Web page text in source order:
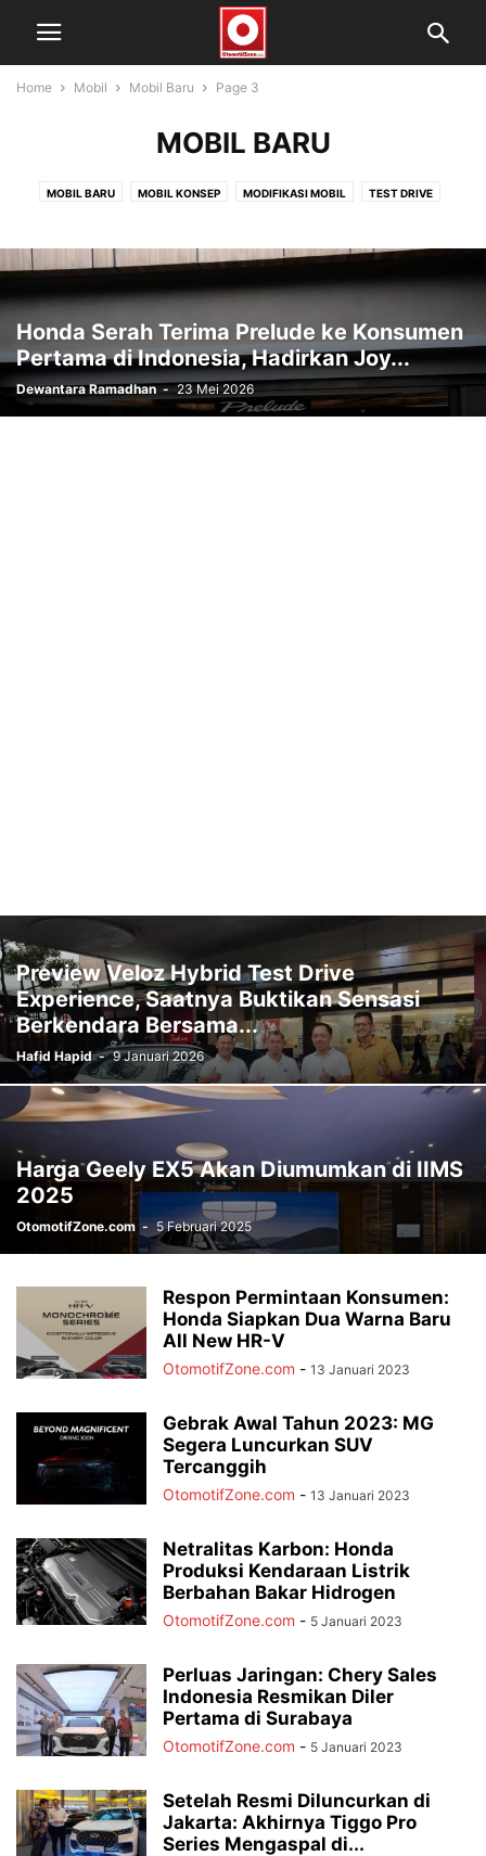
Home Mobil Mobil Baru Page 3
MOBIL BARU
MOBIL BARU MOBIL KONSEP MODIFIKASI MOBIL TEST DRIVE
Honda Serah Terima Prelude ke Konsumen
Pertama di Indonesia, Hadirkan Joy...
Dewantara Ramadhan - 23 Mei 2026
Preview Veloz Hybrid Test Drive
Experience, Saatnya Buktikan Sensasi
Berkendara Bersama...
Hafid Hapid - 9 Januari 2026
Harga Geely EX5 Akan Diumumkan di IIMS
2025
OtomotifZone.com - 5 Februari 2025
Respon Permintaan Konsumen:
Honda Siapkan Dua Warna Baru
All New HR-V
OtomotifZone.com - 13 Januari 2023
Gebrak Awal Tahun 2023: MG
Segera Luncurkan SUV
Tercanggih
OtomotifZone.com - 13 Januari 2023
Netralitas Karbon: Honda
Produksi Kendaraan Listrik
Berbahan Bakar Hidrogen
OtomotifZone.com - 5 Januari 2023
Perluas Jaringan: Chery Sales
Indonesia Resmikan Diler
Pertama di Surabaya
OtomotifZone.com - 5 Januari 2023
Setelah Resmi Diluncurkan di
Jakarta: Akhirnya Tiggo Pro
Series Mengaspal di...